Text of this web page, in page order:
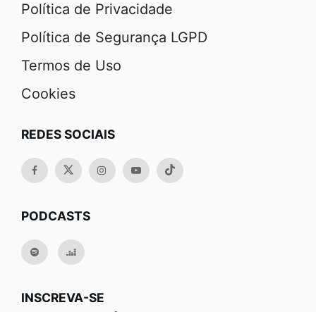
Política de Privacidade
Política de Segurança LGPD
Termos de Uso
Cookies
REDES SOCIAIS
PODCASTS
INSCREVA-SE